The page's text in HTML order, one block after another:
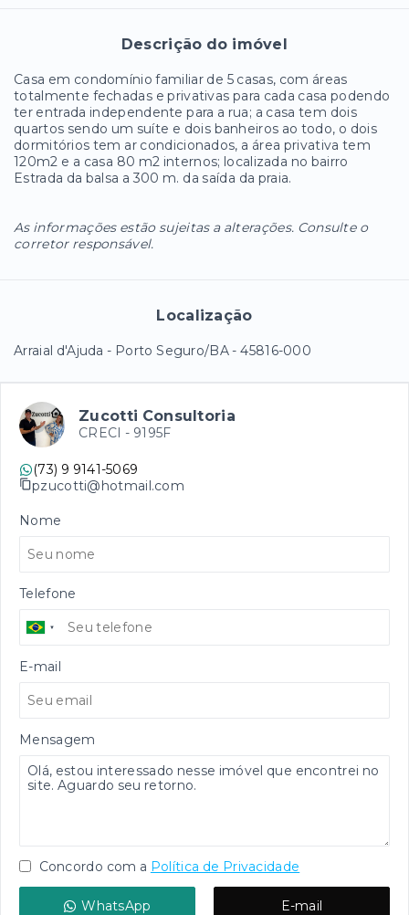
Descrição do imóvel
Casa em condomínio familiar de 5 casas, com áreas
totalmente fechadas e privativas para cada casa podendo
ter entrada independente para a rua; a casa tem dois
quartos sendo um suíte e dois banheiros ao todo, o dois
dormitórios tem ar condicionados, a área privativa tem
120m2 e a casa 80 m2 internos; localizada no bairro
Estrada da balsa a 300 m. da saída da praia.
As informações estão sujeitas a alterações. Consulte o
corretor responsável.
Localização
Arraial d'Ajuda - Porto Seguro/BA- 45816-000
Zucotti Consultoria
CRECI - 9195F
(73) 9 9141-5069
pzucotti@hotmail.com
Nome
Telefone
E-mail
Mensagem
Concordo com a Política de Privacidade
WhatsApp E-mail